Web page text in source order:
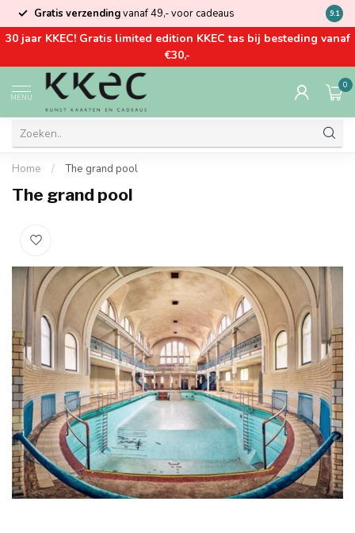
Gratis verzendingvanaf 49,- voor cadeaus Kom
9.1
30 jaar KKEC! Gratis limited edition KKEC tas bij besteding vanaf
€30,-
MENU
0
Home / The grand pool
The grand pool